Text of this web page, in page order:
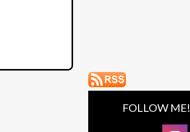
FOLLOW ME!